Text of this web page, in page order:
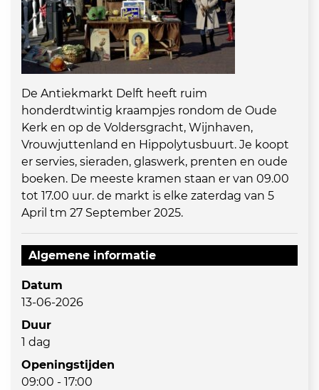
De Antiekmarkt Delft heeft ruim
honderdtwintig kraampjes rondom de Oude
Kerk en op de Voldersgracht, Wijnhaven,
Vrouwjuttenland en Hippolytusbuurt. Je koopt
er servies, sieraden, glaswerk, prenten en oude
boeken. De meeste kramen staan er van 09.00
tot 17.00 uur. de markt is elke zaterdag van 5
April tm 27 September 2025.
Algemene informatie
Datum
13-06-2026
Duur
1 dag
Openingstijden
09:00 - 17:00